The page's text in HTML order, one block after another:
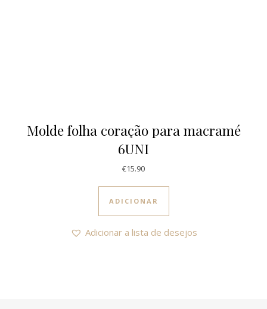
Molde folha coração para macramé
6UNI
€15.90
ADICIONAR
Adicionar a lista de desejos